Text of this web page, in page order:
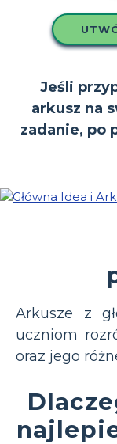
Jeśli
arkusz na
zadanie, po
Arkusze z
uczniom
oraz jego